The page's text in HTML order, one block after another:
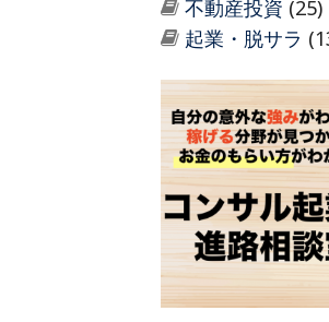
不動産投資 (25)
起業・脱サラ